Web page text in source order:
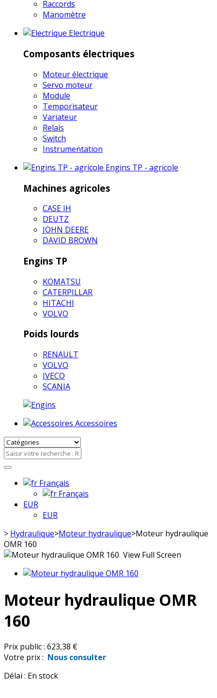
Raccords
Manomètre
Electrique
Composants électriques
Moteur électrique
Servo moteur
Module
Temporisateur
Variateur
Relais
Switch
Instrumentation
Engins TP - agricole
Machines agricoles
CASE IH
DEUTZ
JOHN DEERE
DAVID BROWN
Engins TP
KOMATSU
CATERPILLAR
HITACHI
VOLVO
Poids lourds
RENAULT
VOLVO
IVECO
SCANIA
Accessoires
Français
Français
EUR
EUR
> Hydraulique>Moteur hydraulique>Moteur hydraulique
OMR 160
View Full Screen
Moteur hydraulique OMR
160
Prix public : 623,38 €
Votre prix : Nous consulter
Délai : En stock